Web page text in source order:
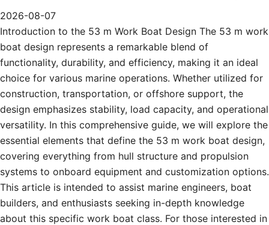
2026-08-07
Introduction to the 53 m Work Boat Design The 53 m work
boat design represents a remarkable blend of
functionality, durability, and efficiency, making it an ideal
choice for various marine operations. Whether utilized for
construction, transportation, or offshore support, the
design emphasizes stability, load capacity, and operational
versatility. In this comprehensive guide, we will explore the
essential elements that define the 53 m work boat design,
covering everything from hull structure and propulsion
systems to onboard equipment and customization options.
This article is intended to assist marine engineers, boat
builders, and enthusiasts seeking in-depth knowledge
about this specific work boat class. For those interested in